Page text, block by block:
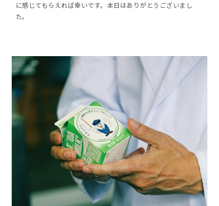
に感じてもらえれば幸いです。本日はありがとうございまし
た。